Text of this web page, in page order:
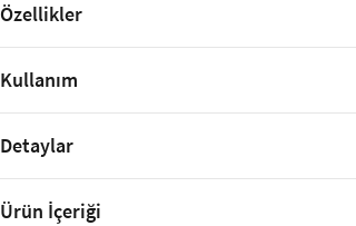
Özellikler
Kullanım
Detaylar
Ürün İçeriği